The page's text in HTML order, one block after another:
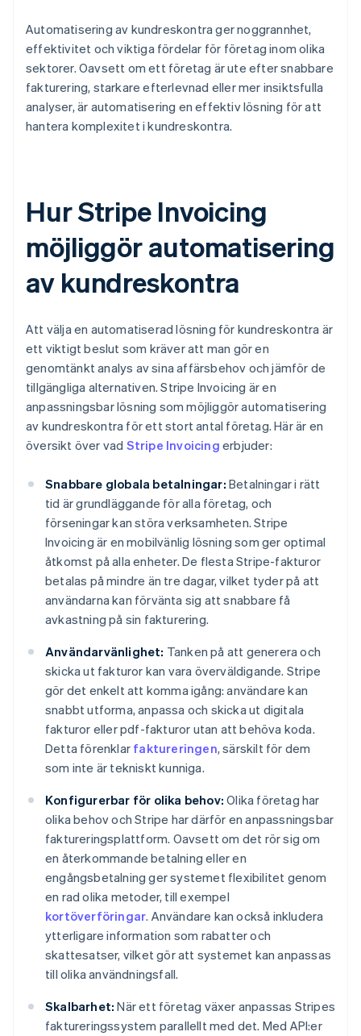
Automatisering av kundreskontra ger noggrannhet,
effektivitet och viktiga fördelar för företag inom olika
sektorer. Oavsett om ett företag är ute efter snabbare
fakturering, starkare efterlevnad eller mer insiktsfulla
analyser, är automatisering en effektiv lösning för att
hantera komplexitet i kundreskontra.
Hur Stripe Invoicing
möjliggör automatisering
av kundreskontra
Att välja en automatiserad lösning för kundreskontra är
ett viktigt beslut som kräver att man gör en
genomtänkt analys av sina affärsbehov och jämför de
tillgängliga alternativen. Stripe Invoicing är en
anpassningsbar lösning som möjliggör automatisering
av kundreskontra för ett stort antal företag. Här är en
översikt över vad Stripe Invoicing erbjuder:
Snabbare globala betalningar: Betalningar i rätt
tid är grundläggande för alla företag, och
förseningar kan störa verksamheten. Stripe
Invoicing är en mobilvänlig lösning som ger optimal
åtkomst på alla enheter. De flesta Stripe-fakturor
betalas på mindre än tre dagar, vilket tyder på att
användarna kan förvänta sig att snabbare få
avkastning på sin fakturering.
Användarvänlighet: Tanken på att generera och
skicka ut fakturor kan vara överväldigande. Stripe
gör det enkelt att komma igång: användare kan
snabbt utforma, anpassa och skicka ut digitala
fakturor eller pdf-fakturor utan att behöva koda.
Detta förenklar faktureringen, särskilt för dem
som inte är tekniskt kunniga.
Konfigurerbar för olika behov: Olika företag har
olika behov och Stripe har därför en anpassningsbar
faktureringsplattform. Oavsett om det rör sig om
en återkommande betalning eller en
engångsbetalning ger systemet flexibilitet genom
en rad olika metoder, till exempel
kortöverföringar. Användare kan också inkludera
ytterligare information som rabatter och
skattesatser, vilket gör att systemet kan anpassas
till olika användningsfall.
Skalbarhet: När ett företag växer anpassas Stripes
faktureringssystem parallellt med det. Med API:er